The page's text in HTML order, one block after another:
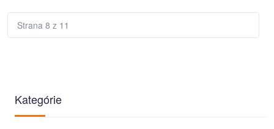
Strana 8 z 11
Kategórie